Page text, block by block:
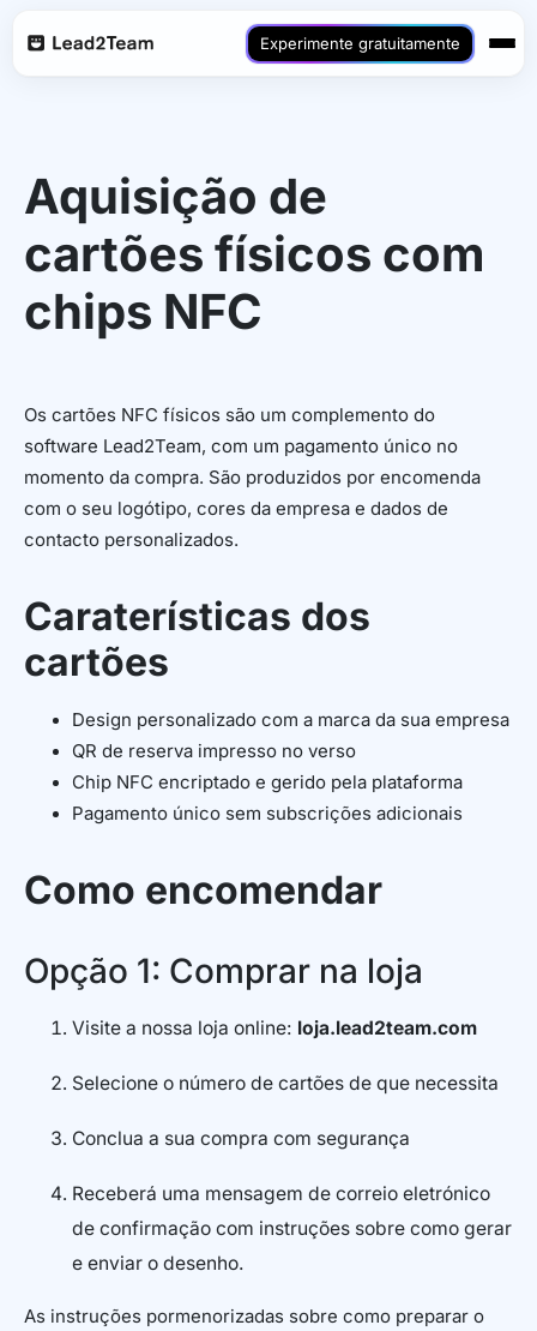
Experimente gratuitamente
Aquisição de
cartões físicos com
chips NFC
Os cartões NFC físicos são um complemento do
software Lead2Team, com um pagamento único no
momento da compra. São produzidos por encomenda
com o seu logótipo, cores da empresa e dados de
contacto personalizados.
Caraterísticas dos
cartões
Design personalizado com a marca da sua empresa
QR de reserva impresso no verso
Chip NFC encriptado e gerido pela plataforma
Pagamento único sem subscrições adicionais
Como encomendar
Opção 1: Comprar na loja
Visite a nossa loja online: loja.lead2team.com
Selecione o número de cartões de que necessita
Conclua a sua compra com segurança
Receberá uma mensagem de correio eletrónico
de confirmação com instruções sobre como gerar
e enviar o desenho.
As instruções pormenorizadas sobre como preparar o